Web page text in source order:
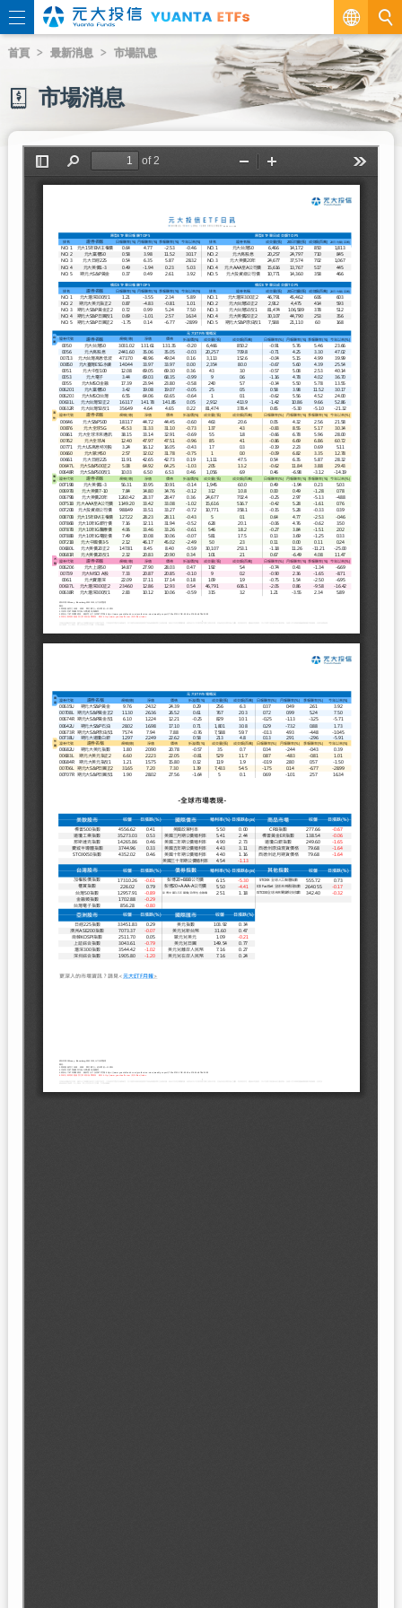
繁
EN
首頁 最新消息 市場訊息
市場消息